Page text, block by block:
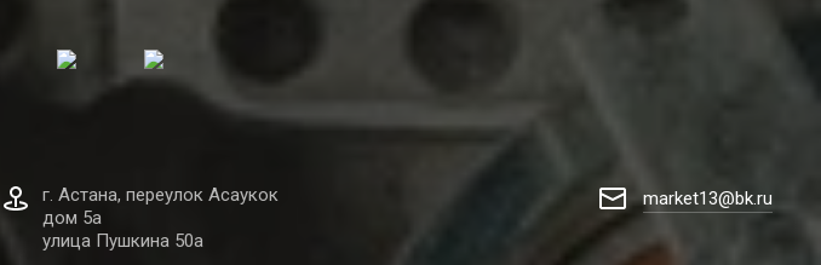
г. Астана, переулок Асаукок
дом 5а
улица Пушкина 50а
market13@bk.ru